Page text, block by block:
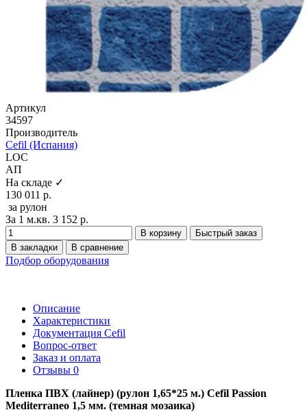
Артикул
34597
Производитель
Cefil (Испания)
LOC
АП
На складе ✓
130 011 р.
за рулон
За 1 м.кв. 3 152 р.
В корзину
Быстрый заказ
В закладки
В сравнение
Подбор оборудования
Описание
Характеристики
Документация Cefil
Вопрос-ответ
Заказ и оплата
Отзывы 0
Пленка ПВХ (лайнер) (рулон 1,65*25 м.) Cefil Passion
Mediterraneo 1,5 мм. (темная мозаика)